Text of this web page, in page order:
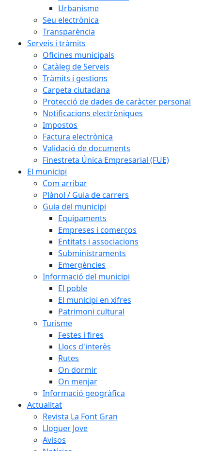
Urbanisme
Seu electrònica
Transparència
Serveis i tràmits
Oficines municipals
Catàleg de Serveis
Tràmits i gestions
Carpeta ciutadana
Protecció de dades de caràcter personal
Notificacions electròniques
Impostos
Factura electrònica
Validació de documents
Finestreta Única Empresarial (FUE)
El municipi
Com arribar
Plànol / Guia de carrers
Guia del municipi
Equipaments
Empreses i comerços
Entitats i associacions
Subministraments
Emergències
Informació del municipi
El poble
El municipi en xifres
Patrimoni cultural
Turisme
Festes i fires
Llocs d'interès
Rutes
On dormir
On menjar
Informació geogràfica
Actualitat
Revista La Font Gran
Lloguer Jove
Avisos